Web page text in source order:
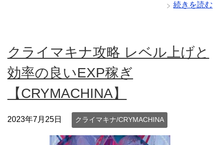
続きを読む
クライマキナ攻略 レベル上げと
効率の良いEXP稼ぎ
【CRYMACHINA】
2023年7月25日 クライマキナ/CRYMACHINA